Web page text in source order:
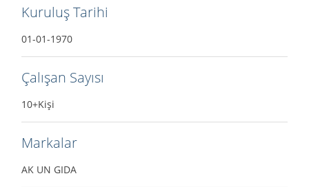
Kuruluş Tarihi
01-01-1970
Çalışan Sayısı
10+Kişi
Markalar
AK UN GIDA